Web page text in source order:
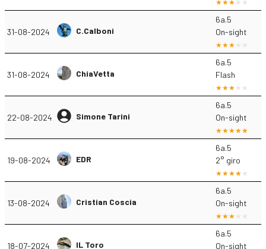
31-08-2024 C.Calboni
6a.5
On-sight
31-08-2024 ChiaVetta
6a.5
Flash
22-08-2024 Simone Tarini
6a.5
On-sight
19-08-2024 EDR
6a.5
2° giro
13-08-2024 Cristian Coscia
6a.5
On-sight
18-07-2024 IL Toro
6a.5
On-sight